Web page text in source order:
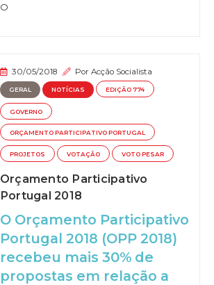
O
30/05/2018 PorAcção Socialista
GERAL NOTÍCIAS EDIÇÃO 774
GOVERNO
ORÇAMENTO PARTICIPATIVO PORTUGAL
PROJETOS VOTAÇÃO VOTO PESAR
Orçamento Participativo
Portugal 2018
O Orçamento Participativo
Portugal 2018 (OPP 2018)
recebeu mais 30% de
propostas em relação a